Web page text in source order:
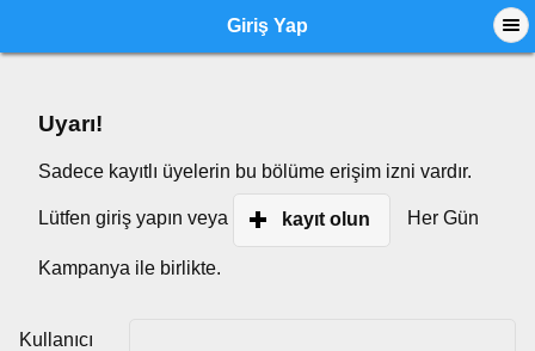
Giriş Yap
Uyarı!
Sadece kayıtlı üyelerin bu bölüme erişim izni vardır.
Lütfen giriş yapın veya kayıt olun Her Gün
Kampanya ile birlikte.
Kullanıcı